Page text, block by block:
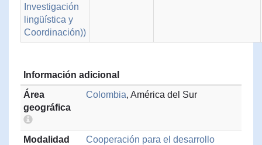
Investigación
lingüística y
Coordinación))
Información adicional
Área
geográfica
Colombia, América del Sur
Modalidad Cooperación para el desarrollo